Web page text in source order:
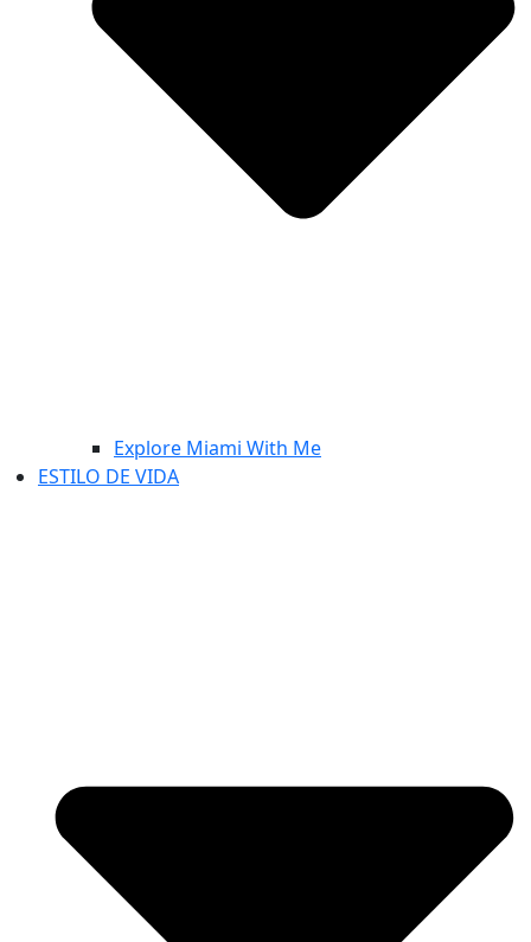
Explore Miami With Me
ESTILO DE VIDA